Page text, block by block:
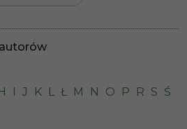
I J K L Ł M N O P R S Ś